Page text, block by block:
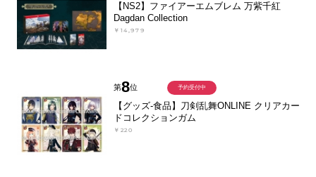
【NS2】ファイアーエムブレム 万紫千紅
Dagdan Collection
￥14,979
第8位
【グッズ-食品】刀剣乱舞ONLINE クリアカー
ドコレクションガム
￥220
予約受付中